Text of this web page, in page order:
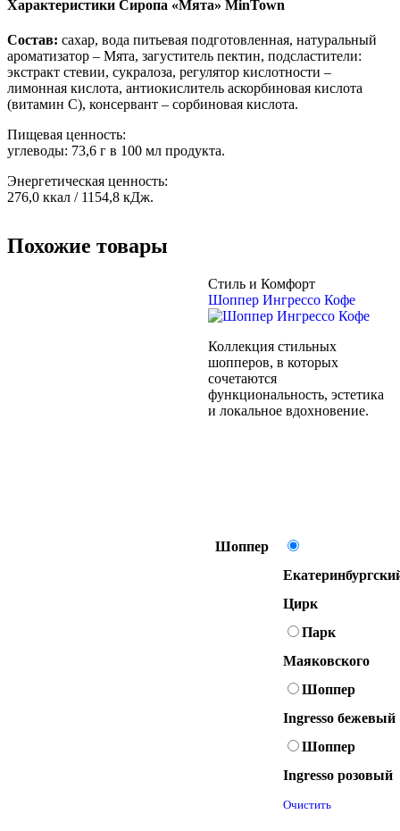
Характеристики Сиропа «Мята» MinTown
Состав: сахар, вода питьевая подготовленная, натуральный
ароматизатор – Мята, загуститель пектин, подсластители:
экстракт стевии, сукралоза, регулятор кислотности –
лимонная кислота, антиокислитель аскорбиновая кислота
(витамин С), консервант – сорбиновая кислота.
Пищевая ценность:
углеводы: 73,6 г в 100 мл продукта.
Энергетическая ценность:
276,0 ккал / 1154,8 кДж.
Похожие товары
Стиль и Комфорт
Шоппер Ингрессо Кофе
Коллекция стильных
шопперов, в которых
сочетаются
функциональность, эстетика
и локальное вдохновение.
Шоппер
Цирк
Парк
Маяковского
Шоппер
Ingresso бежевый
Шоппер
Ingresso розовый
Очистить